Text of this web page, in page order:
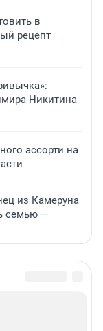
в
рецепт
Никитина
ассорти на
из Камеруна
семью —